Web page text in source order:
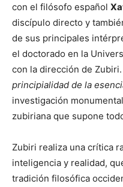
con el filósofo español
discípulo directo y
de sus principales
el doctorado en la
con la dirección de
principialidad de la
investigación
zubiriana que supone
Zubiri realiza una crítica
inteligencia y realidad,
tradición filosófica